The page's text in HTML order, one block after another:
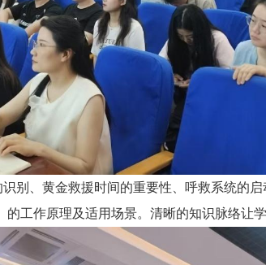
别、黄金救援时间的重要性、呼救系统的
工作原理及适用场景。清晰的知识脉络让